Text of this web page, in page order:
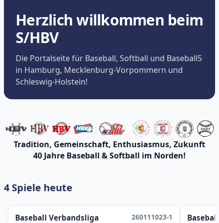
Herzlich willkommen beim
S/HBV
Die Portalseite für Baseball, Softball und Baseball5
in Hamburg, Mecklenburg-Vorpommern und
Schleswig-Holstein!
Tradition, Gemeinschaft, Enthusiasmus, Zukunft
40 Jahre Baseball & Softball im Norden!
4 Spiele heute
Baseball Verbandsliga
260111023-1